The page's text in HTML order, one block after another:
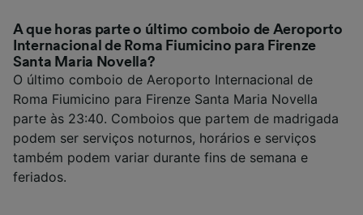
A que horas parte o último comboio de Aeroporto
Internacional de Roma Fiumicino para Firenze
Santa Maria Novella?
O último comboio de Aeroporto Internacional de
Roma Fiumicino para Firenze Santa Maria Novella
parte às 23:40. Comboios que partem de madrigada
podem ser serviços noturnos, horários e serviços
também podem variar durante fins de semana e
feriados.